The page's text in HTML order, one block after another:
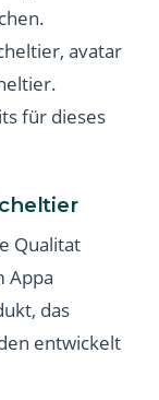
avatar
für dieses
Qualitat
Appa
das
entwickelt